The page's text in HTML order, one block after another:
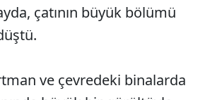
çatının büyük bölümü
ve çevredeki binalarda